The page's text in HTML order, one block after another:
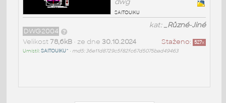
saitouiku
kat:_Různé-Jiné
DWG2004
Staženo: 527x
Velikost 78,6kB• ze dne 30.10.2024
Umístil:SAITOUIKU^ • md5: 36e11d8729c5f82fc67d5075bad49463